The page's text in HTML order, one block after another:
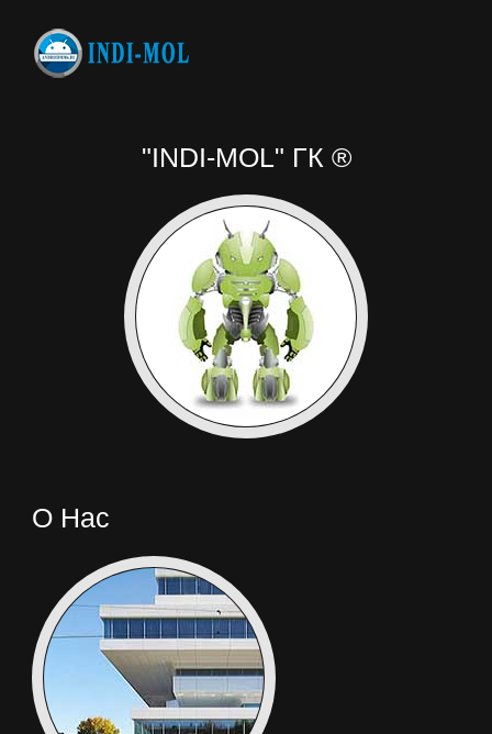
"INDI-MOL" ГК ®
О Нас